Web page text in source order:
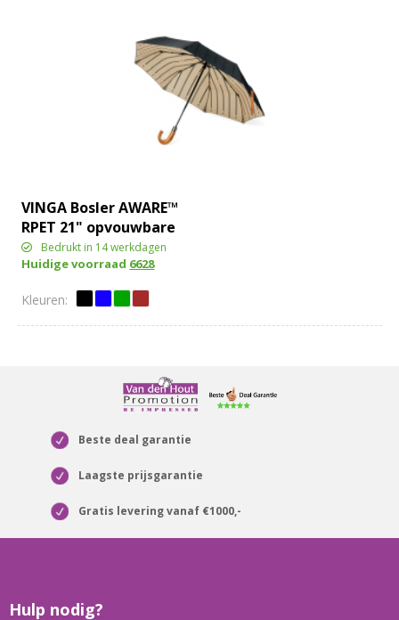
VINGA Bosler AWARE™
RPET 21" opvouwbare
paraplu
Bedrukt in 14 werkdagen
Huidige voorraad 6628
Beste deal garantie
Laagste prijsgarantie
Gratis levering vanaf €1000,-
Hulp nodig?